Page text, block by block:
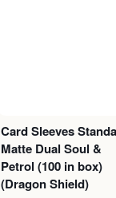
Card Sleeves
Matte Dual Soul &
Petrol (100 in box)
(Dragon Shield)